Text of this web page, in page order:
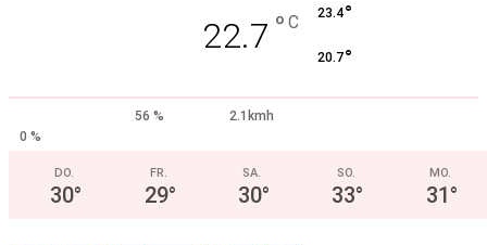
22.7 ° C 23.4°
20.7°
56 %
2.1kmh
0 %
DO.
30°
FR.
29°
SA.
30°
SO.
33°
MO.
31°